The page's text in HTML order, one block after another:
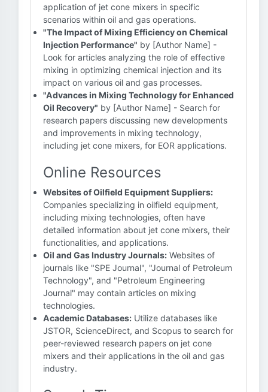
application of jet cone mixers in specific
scenarios within oil and gas operations.
"The Impact of Mixing Efficiency on Chemical
Injection Performance" by [Author Name] -
Look for articles analyzing the role of effective
mixing in optimizing chemical injection and its
impact on various oil and gas processes.
"Advances in Mixing Technology for Enhanced
Oil Recovery" by [Author Name] - Search for
research papers discussing new developments
and improvements in mixing technology,
including jet cone mixers, for EOR applications.
Online Resources
Websites of Oilfield Equipment Suppliers:
Companies specializing in oilfield equipment,
including mixing technologies, often have
detailed information about jet cone mixers, their
functionalities, and applications.
Oil and Gas Industry Journals: Websites of
journals like "SPE Journal", "Journal of Petroleum
Technology", and "Petroleum Engineering
Journal" may contain articles on mixing
technologies.
Academic Databases: Utilize databases like
JSTOR, ScienceDirect, and Scopus to search for
peer-reviewed research papers on jet cone
mixers and their applications in the oil and gas
industry.